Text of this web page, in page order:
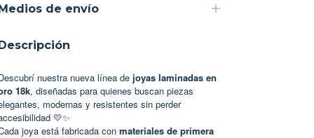
de envío
nuestra nueva línea de joyas laminadas en
18k, diseñadas para quienes buscan piezas
modernas y resistentes sin perder
💛✨
joya está fabricada con materiales de primera